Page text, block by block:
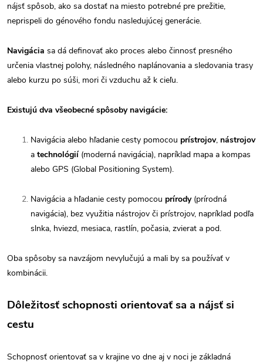
nájsť spôsob, ako sa dostať na miesto potrebné pre prežitie,
neprispeli do génového fondu nasledujúcej generácie.
Navigácia sa dá definovať ako proces alebo činnosť presného
určenia vlastnej polohy, následného naplánovania a sledovania trasy
alebo kurzu po súši, mori či vzduchu až k cieľu.
Existujú dva všeobecné spôsoby navigácie:
Navigácia alebo hľadanie cesty pomocou prístrojov, nástrojov
a technológií(moderná navigácia), napríklad mapa a kompas
alebo GPS (Global Positioning System).
Navigácia a hľadanie cesty pomocou prírody(prírodná
navigácia), bez využitia nástrojov či prístrojov, napríklad podľa
slnka, hviezd, mesiaca, rastlín, počasia, zvierat a pod.
Oba spôsoby sa navzájom nevylučujú a mali by sa používať v
kombinácii.
Dôležitosť schopnosti orientovať sa a nájsť si
cestu
Schopnosť orientovať sa v krajine vo dne aj v noci je základná